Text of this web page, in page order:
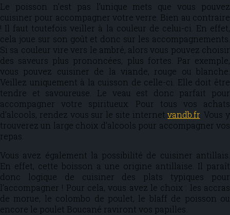
Le poisson n’est pas l’unique mets que vous pouvez
cuisiner pour accompagner votre verre. Bien au contraire
! Il faut toutefois veiller à la couleur de celui-ci. En effet,
cela joue sur son goût et donc sur les accompagnements.
Si sa couleur vire vers le ambré, alors vous pouvez choisir
des saveurs plus prononcées, plus fortes. Par exemple,
vous pouvez cuisiner de la viande, rouge ou blanche.
Veillez uniquement à la cuisson de celle-ci. Elle doit être
tendre et savoureuse. Le veau est donc parfait pour
accompagner votre spiritueux. Pour tous vos achats
d’alcools, rendez vous sur le site internetvandb.fr. Vous y
trouverez un large choix d’alcools pour accompagner vos
repas.
Vous avez également la possibilité de cuisiner antillais.
En effet, cette boisson a une origine antillaise. Il paraît
donc logique de cuisiner des plats typiques pour
l’accompagner ! Pour cela, vous avez le choix : les accras
de morue, le colombo de poulet, le blaff de poisson ou
encore le poulet Boucané raviront vos papilles.